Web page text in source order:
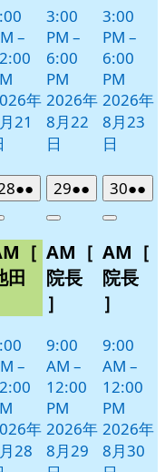
–
年
21
3:00
PM –
6:00
PM
2026年
8月22
日
3:00
PM –
6:00
PM
2026年
8月23
日
2026
年
月
28
●●
件
イ
ベ
ト)
［
田
–
年
28
292026
年
月
29
日
●●
件
イ
ベ
ト)
Close
AM［
院長
］
9:00
AM –
12:00
PM
2026年
8月29
302026
年
月
30
日
●●
件
イ
Close
AM［
院長
］
9:00
AM –
12:00
PM
2026年
8月30